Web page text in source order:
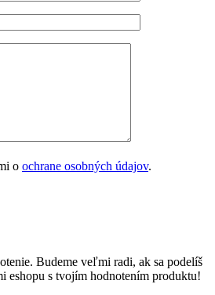
o ochrane osobných údajov.
Budeme veľmi radi, ak sa podelíš
eshopu s tvojím hodnotením produktu!